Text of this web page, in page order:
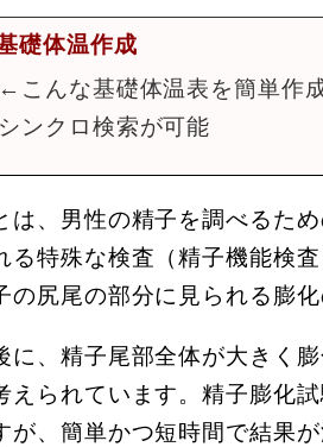
礎体温作成
←こんな基礎体温表を簡単作
シンクロ検索が可能
は、男性の精子を調べるた
る特殊な検査（精子機能検
の尻尾の部分に見られる膨
に、精子尾部全体が大きく
えられています。精子膨化
が、簡単かつ短時間で結果